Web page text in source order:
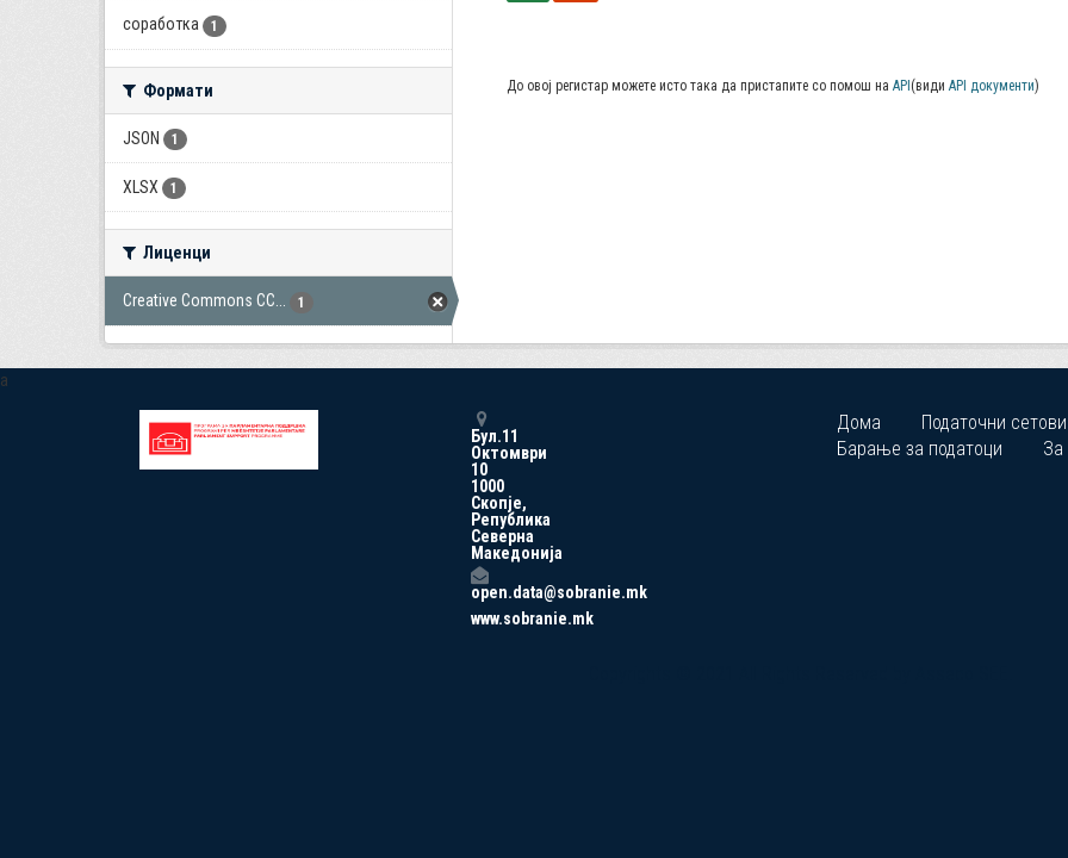
соработка 1
Формати
JSON 1
XLSX 1
Лиценци
Creative Commons CC... 1
До овој регистар можете исто така да пристапите со помош на API (види API документи)
a
Бул.11
Октомври
10
1000
Скопје,
Република
Северна
Македонија
open.data@sobranie.mk
www.sobranie.mk
Дома
Податочни сетови
Барање за податоци
За